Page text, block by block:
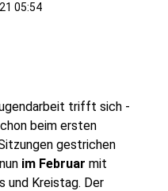
05:54
trifft sich -
beim ersten
gestrichen
im Februar mit
und Kreistag. Der